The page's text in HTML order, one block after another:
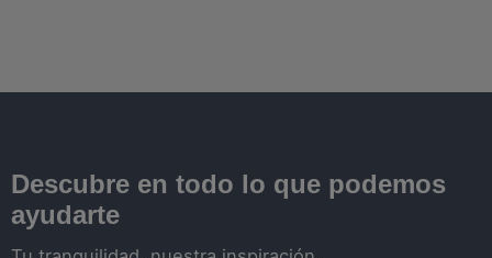
Descubre en todo lo que podemos
ayudarte